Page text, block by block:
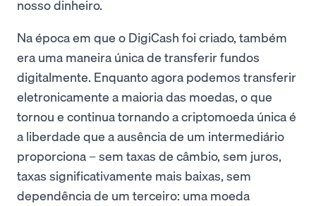
nosso dinheiro.
Na época em que o DigiCash foi criado, também
era uma maneira única de transferir fundos
digitalmente. Enquanto agora podemos transferir
eletronicamente a maioria das moedas, o que
tornou e continua tornando a criptomoeda única é
a liberdade que a ausência de um intermediário
proporciona – sem taxas de câmbio, sem juros,
taxas significativamente mais baixas, sem
dependência de um terceiro: uma moeda